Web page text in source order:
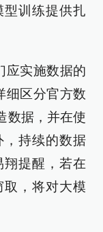
训练提供扎
应实施数据的
细区分官方数
数据，并在使
，持续的数据
提醒，若在
，将对大模